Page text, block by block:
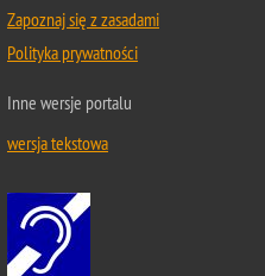
Zapoznaj się z zasadami
Polityka prywatności
Inne wersje portalu
wersja tekstowa